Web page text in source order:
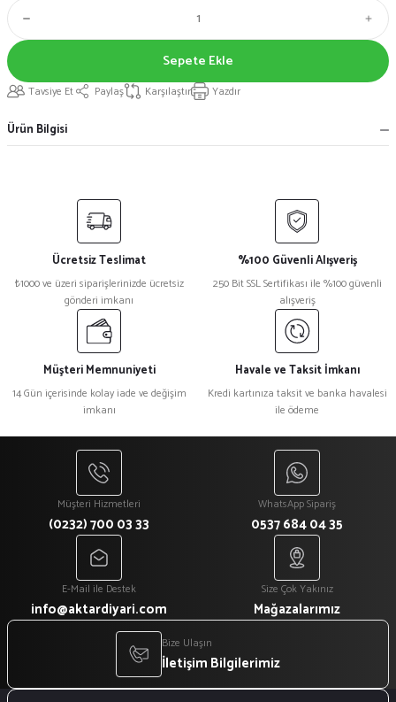
Sepete Ekle
Tavsiye Et Paylaş Karşılaştır Yazdır
Ürün Bilgisi
Ücretsiz Teslimat
₺1000 ve üzeri siparişlerinizde ücretsiz
gönderi imkanı
%100 Güvenli Alışveriş
250 Bit SSL Sertifikası ile %100 güvenli
alışveriş
Müşteri Memnuniyeti
14 Gün içerisinde kolay iade ve değişim
imkanı
Havale ve Taksit İmkanı
Kredi kartınıza taksit ve banka havalesi
ile ödeme
Müşteri Hizmetleri
(0232) 700 03 33
WhatsApp Sipariş
0537 684 04 35
E-Mail ile Destek
info@aktardiyari.com
Size Çok Yakınız
Mağazalarımız
Bize Ulaşın
İletişim Bilgilerimiz